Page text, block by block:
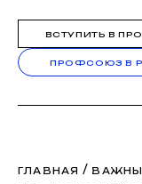
ВСТУПИТЬ В
ПРОФСОЮЗ В
ГЛАВНАЯ /